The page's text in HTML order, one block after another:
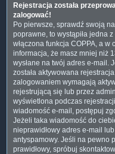
Rejestracja została
zalogować!
Po pierwsze, sprawdź swoją
poprawne, to wystąpiła jedna
włączona funkcja COPPA, a w
informacja, że masz mniej niż
wysłane na twój adres e-mail.
została aktywowana
zalogowaniem wymagają
rejestrującą się lub przez
wyświetlona podczas
wiadomość e-mail, postępuj
Jeżeli taka wiadomość do
nieprawidłowy adres e-mail
antyspamowy. Jeśli na pewno
prawidłowy, spróbuj